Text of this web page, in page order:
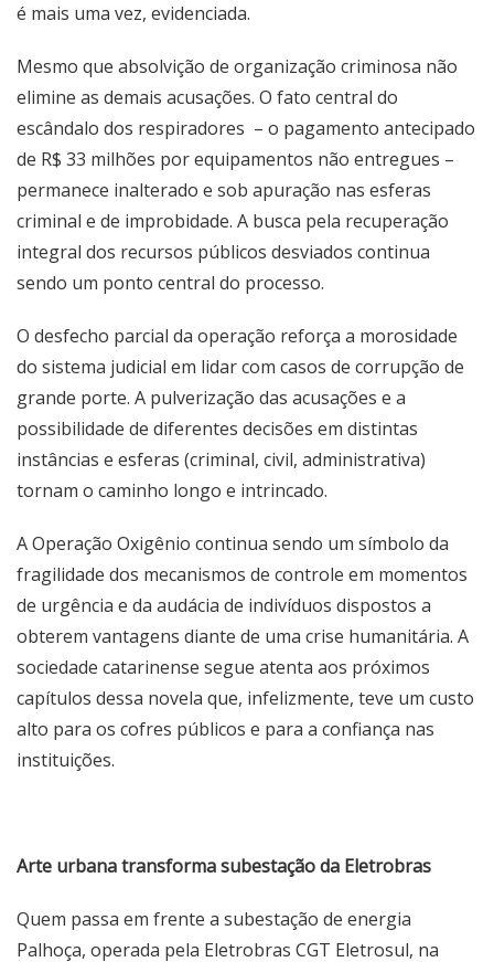
é mais uma vez, evidenciada.
Mesmo que absolvição de organização criminosa não
elimine as demais acusações. O fato central do
escândalo dos respiradores – o pagamento antecipado
de R$ 33 milhões por equipamentos não entregues –
permanece inalterado e sob apuração nas esferas
criminal e de improbidade. A busca pela recuperação
integral dos recursos públicos desviados continua
sendo um ponto central do processo.
O desfecho parcial da operação reforça a morosidade
do sistema judicial em lidar com casos de corrupção de
grande porte. A pulverização das acusações e a
possibilidade de diferentes decisões em distintas
instâncias e esferas (criminal, civil, administrativa)
tornam o caminho longo e intrincado.
A Operação Oxigênio continua sendo um símbolo da
fragilidade dos mecanismos de controle em momentos
de urgência e da audácia de indivíduos dispostos a
obterem vantagens diante de uma crise humanitária. A
sociedade catarinense segue atenta aos próximos
capítulos dessa novela que, infelizmente, teve um custo
alto para os cofres públicos e para a confiança nas
instituições.
Arte urbana transforma subestação da Eletrobras
Quem passa em frente a subestação de energia
Palhoça, operada pela Eletrobras CGT Eletrosul, na